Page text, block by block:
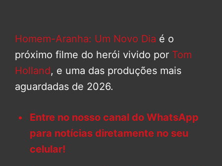
Homem-Aranha: Um Novo Dia é o
próximo filme do herói vivido por Tom
Holland, e uma das produções mais
aguardadas de 2026.
Entre no nosso canal do WhatsApp
para notícias diretamente no seu
celular!